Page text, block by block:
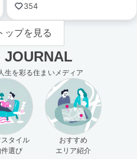
354
ップを見る
生を彩る住まいメディア
タイル
件選び
おすすめ
エリア紹介